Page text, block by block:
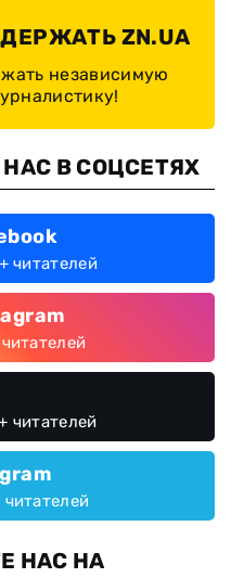
ZN.UA
независимую
В СОЦСЕТЯХ
читателей
читателей
НАС НА